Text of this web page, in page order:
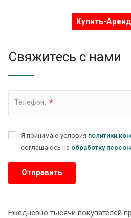
Купить-
Свяжитесь с нами
Телефон: *
Я принимаю условия политики
соглашаюсь на обработку
Ежедневно тысячи покупателей